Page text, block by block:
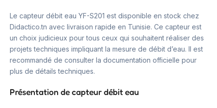
Le capteur débit eau YF-S201 est disponible en stock chez
Didactico.tn avec livraison rapide en Tunisie. Ce capteur est
un choix judicieux pour tous ceux qui souhaitent réaliser des
projets techniques impliquant la mesure de débit d’eau. Il est
recommandé de consulter la documentation officielle pour
plus de détails techniques.
Présentation de capteur débit eau